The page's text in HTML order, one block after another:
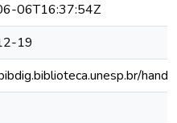
06T16:37:54Z
19